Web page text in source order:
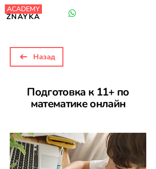
ACADEMY
ZNAYKA
Назад
Подготовка к 11+ по
математике онлайн